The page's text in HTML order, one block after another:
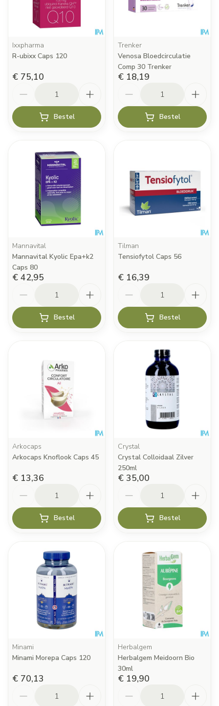
Ixxpharma
R-ubixx Caps 120
€ 75,10
Bestel
Trenker
Venosa Bloedcirculatie
Comp 30 Trenker
€ 18,19
Bestel
Mannavital
Mannavital Kyolic Epa+k2
Caps 80
€ 42,95
Bestel
Tilman
Tensiofytol Caps 56
€ 16,39
Bestel
Arkocaps
Arkocaps Knoflook Caps 45
€ 13,36
Bestel
Crystal
Crystal Colloidaal Zilver
250ml
€ 35,00
Bestel
Minami
Minami Morepa Caps 120
€ 70,13
Herbalgem
Herbalgem Meidoorn Bio
30ml
€ 19,90